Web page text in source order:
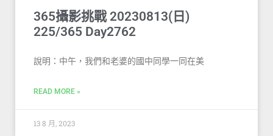
365攝影挑戰 20230813(日)
225/365 Day2762
說明：中午，我們和老婆的國中同學一同在美
READ MORE »
13 8 月, 2023